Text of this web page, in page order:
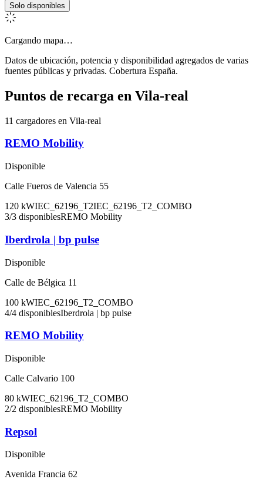
Solo disponibles
Cargando mapa…
Datos de ubicación, potencia y disponibilidad agregados de varias
fuentes públicas y privadas. Cobertura España.
Puntos de recarga en Vila-real
11 cargadores en Vila-real
REMO Mobility
Disponible
Calle Fueros de Valencia 55
120 kWIEC_62196_T2IEC_62196_T2_COMBO
3/3 disponiblesREMO Mobility
Iberdrola | bp pulse
Disponible
Calle de Bélgica 11
100 kWIEC_62196_T2_COMBO
4/4 disponiblesIberdrola | bp pulse
REMO Mobility
Disponible
Calle Calvario 100
80 kWIEC_62196_T2_COMBO
2/2 disponiblesREMO Mobility
Repsol
Disponible
Avenida Francia 62